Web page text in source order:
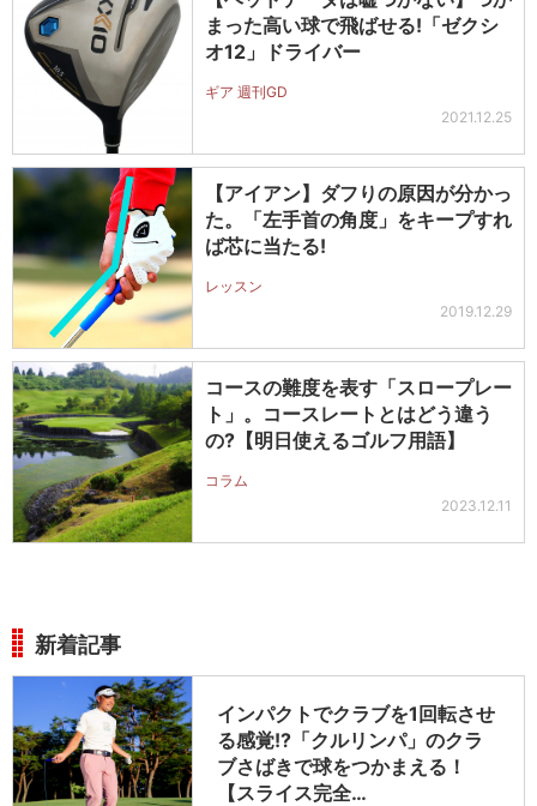
まった高い球で飛ばせる!「ゼクシ
オ12」ドライバー
ギア 週刊GD
2021.12.25
【アイアン】ダフりの原因が分かっ
た。「左手首の角度」をキープすれ
ば芯に当たる!
レッスン
2019.12.29
コースの難度を表す「スロープレー
ト」。コースレートとはどう違う
の?【明日使えるゴルフ用語】
コラム
2023.12.11
新着記事
インパクトでクラブを1回転させ
る感覚!?「クルリンパ」のクラ
ブさばきで球をつかまえる！
【スライス完全…